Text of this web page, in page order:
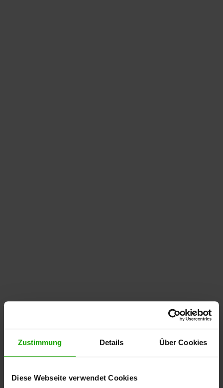
Zustimmung Details Über Cookies
Diese Webseite verwendet Cookies